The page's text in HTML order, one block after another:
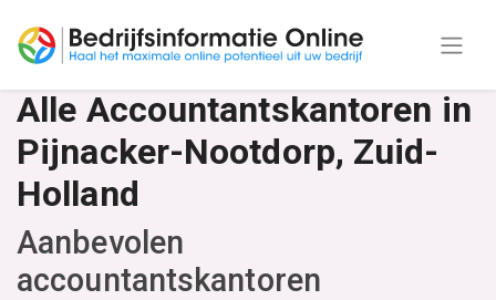
Alle Accountantskantoren in
Pijnacker-Nootdorp, Zuid-
Holland
Aanbevolen
accountantskantoren